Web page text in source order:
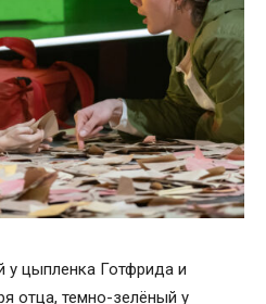
цыпленка Готфрида и
отца, темно-зелёный у